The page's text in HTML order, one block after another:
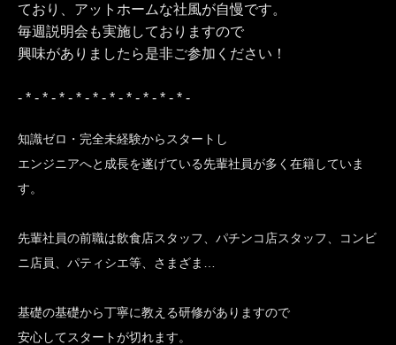
ており、アットホームな社風が自慢です。
毎週説明会も実施しておりますので
興味がありましたら是非ご参加ください！
- * - * - * - * - * - * - * - * - * - * -
知識ゼロ・完全未経験からスタートし
エンジニアへと成長を遂げている先輩社員が多く在籍していま
す。
先輩社員の前職は飲食店スタッフ、パチンコ店スタッフ、コンビ
ニ店員、パティシエ等、さまざま…
基礎の基礎から丁寧に教える研修がありますので
安心してスタートが切れます。